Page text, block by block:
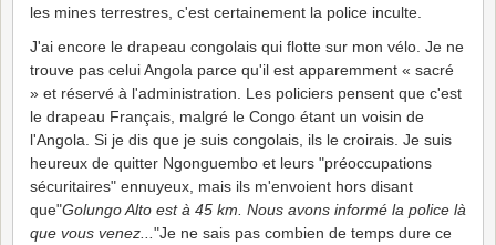
les mines terrestres, c'est certainement la police inculte.
J'ai encore le drapeau congolais qui flotte sur mon vélo. Je ne
trouve pas celui Angola parce qu'il est apparemment « sacré
» et réservé à l'administration. Les policiers pensent que c'est
le drapeau Français, malgré le Congo étant un voisin de
l'Angola. Si je dis que je suis congolais, ils le croirais. Je suis
heureux de quitter Ngonguembo et leurs "préoccupations
sécuritaires" ennuyeux, mais ils m'envoient hors disant
que"Golungo Alto est à 45 km. Nous avons informé la police là
que vous venez... "Je ne sais pas combien de temps dure ce